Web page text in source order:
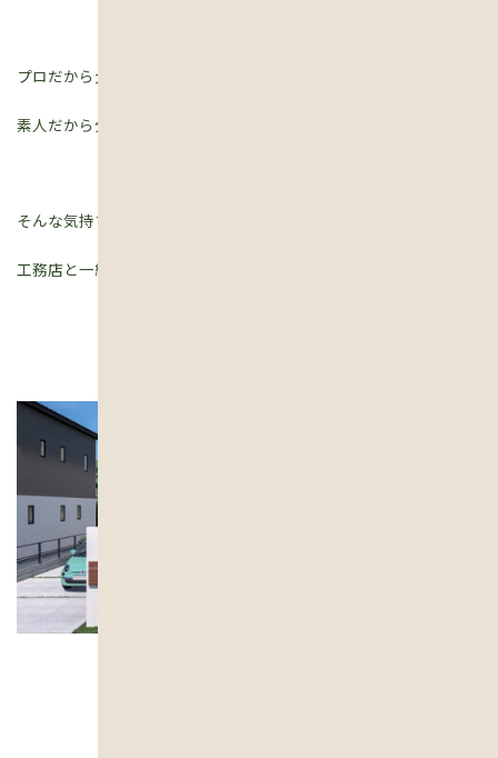
プロだから大丈夫だろう。
素人だから分からない。
そんな気持ちで進むと後々問題になる事もあります。
工務店と一緒に説明を聞いて一つ一つご確認くださいまし。